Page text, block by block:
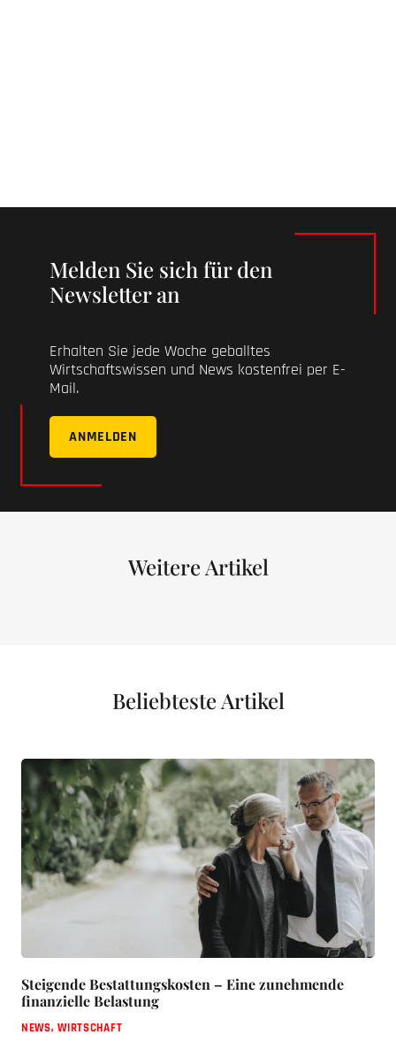
Melden Sie sich für den
Newsletter an
Erhalten Sie jede Woche geballtes
Wirtschaftswissen und News kostenfrei per E-
Mail.
ANMELDEN
Weitere Artikel
Beliebteste Artikel
Steigende Bestattungskosten – Eine zunehmende
finanzielle Belastung
NEWS,WIRTSCHAFT